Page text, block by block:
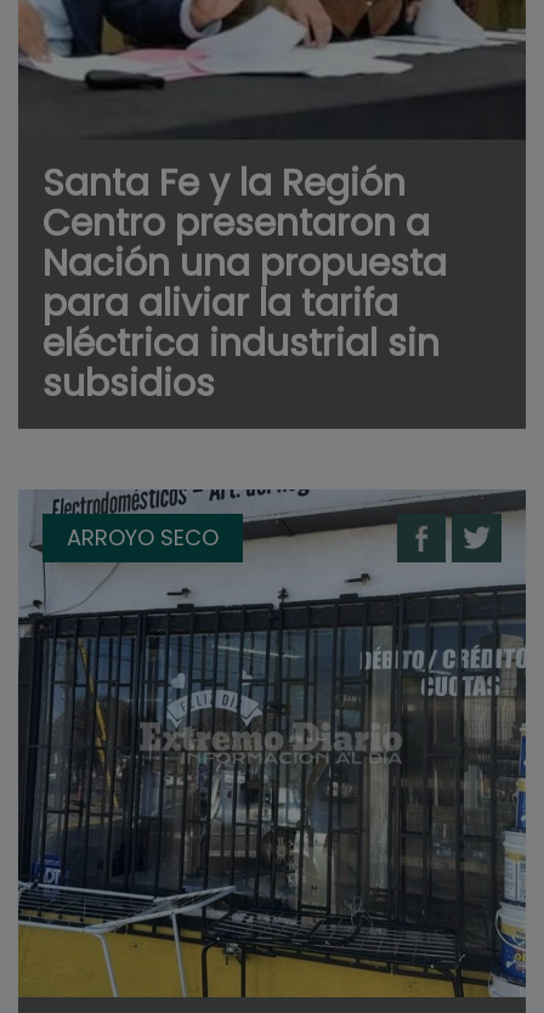
Santa Fe y la Región
Centro presentaron a
Nación una propuesta
para aliviar la tarifa
eléctrica industrial sin
subsidios
ARROYO SECO